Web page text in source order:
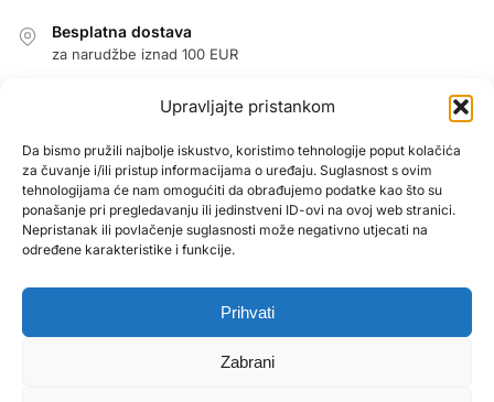
Upravljajte pristankom
Da bismo pružili najbolje iskustvo, koristimo tehnologije poput kolačića
za čuvanje i/ili pristup informacijama o uređaju. Suglasnost s ovim
tehnologijama će nam omogućiti da obrađujemo podatke kao što su
ponašanje pri pregledavanju ili jedinstveni ID-ovi na ovoj web stranici.
Nepristanak ili povlačenje suglasnosti može negativno utjecati na
određene karakteristike i funkcije.
Prihvati
Zabrani
Besplatna dostava
za narudžbe iznad 100 EUR
jamstvo povrata novca
Jamstvo
1 godina jamstva na sve proizvode
Sigurna kupnja zajamčena
PayPal / MasterCard / Visa